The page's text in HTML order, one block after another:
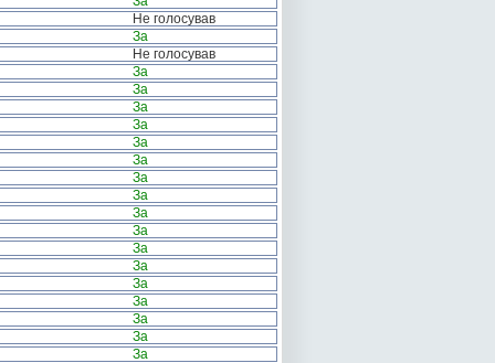
Не голосував
За
Не голосував
За
За
За
За
За
За
За
За
За
За
За
За
За
За
За
За
За